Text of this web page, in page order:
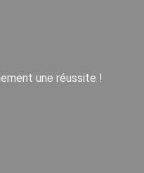
une réussite !